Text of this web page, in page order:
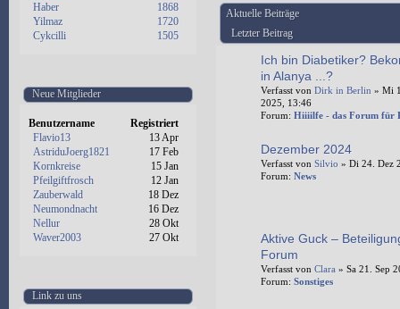
Haber
1868
Yilmaz
1720
Cykcilli
1505
Neue Mitglieder
Benutzername
Registriert
Flavio13
13 Apr
AstriduJoerg1821
17 Feb
Kornkreise
15 Jan
Pfeilgiftfrosch
12 Jan
Zauberwald
18 Dez
Neumondnacht
16 Dez
Nellur
28 Okt
Waver2003
27 Okt
Link zu uns
Aktuelle Beiträge
Letzter Beitrag
Ich bin Diabetiker?
in Alanya ...?
Verfasst von Dirk in Berlin » Mi
2025, 13:46
Forum: Hiiiilfe - das Forum für
Dezember 2024
Verfasst von Silvio » Di 24. Dez
Forum: News
Aktive Guck –
Forum
Verfasst von Clara » Sa 21. Sep
Forum: Sonstiges